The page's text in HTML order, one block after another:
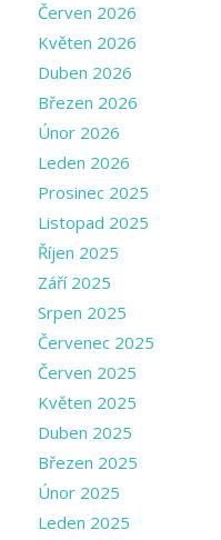
Červen 2026
Květen 2026
Duben 2026
Březen 2026
Únor 2026
Leden 2026
Prosinec 2025
Listopad 2025
Říjen 2025
Září 2025
Srpen 2025
Červenec 2025
Červen 2025
Květen 2025
Duben 2025
Březen 2025
Únor 2025
Leden 2025